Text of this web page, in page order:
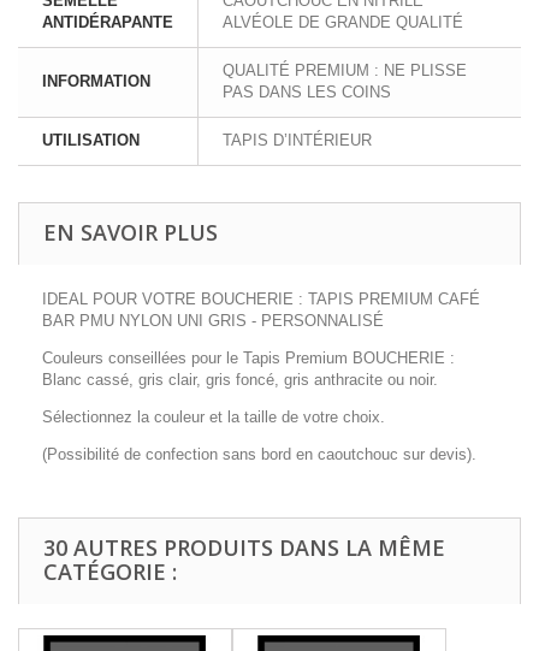
ANTIDÉRAPANTE
ALVÉOLE DE GRANDE QUALITÉ
INFORMATION
QUALITÉ PREMIUM : NE PLISSE
PAS DANS LES COINS
UTILISATION TAPIS D’INTÉRIEUR
EN SAVOIR PLUS
IDEAL POUR VOTRE BOUCHERIE : TAPIS PREMIUM CAFÉ
BAR PMU NYLON UNI GRIS - PERSONNALISÉ
Couleurs conseillées pour le Tapis Premium BOUCHERIE :
Blanc cassé, gris clair, gris foncé, gris anthracite ou noir.
Sélectionnez la couleur et la taille de votre choix.
(Possibilité de confection sans bord en caoutchouc sur devis).
30 AUTRES PRODUITS DANS LA MÊME
CATÉGORIE :